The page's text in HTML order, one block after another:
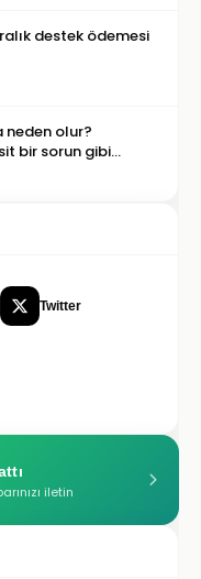
destek ödemesi
neden olur?
bir sorun gibi
Twitter
iletin